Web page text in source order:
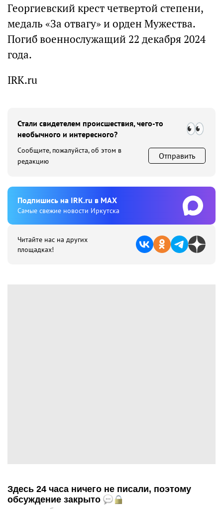
Георгиевский крест четвертой степени,
медаль «За отвагу» и орден Мужества.
Погиб военнослужащий 22 декабря 2024
года.
IRK.ru
Стали свидетелем происшествия, чего-то
необычного и интересного?
Сообщите, пожалуйста, об этом в
редакцию
Отправить
Подпишиcь на IRK.ru в MAX
Cамые свежие новости Иркутска
Читайте нас на других
площадках!
Здесь 24 часа ничего не писали, поэтому
обсуждение закрыто